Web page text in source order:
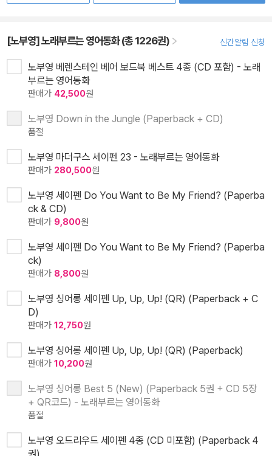
[노부영] 노래부르는 영어동화 (총 1226권) 신간알림 신청
노부영 베렌스테인 베어 보드북 베스트 4종 (CD 포함) - 노래
부르는 영어동화
판매가 42,500원
노부영 Down in the Jungle (Paperback + CD)
품절
노부영 마더구스 세이펜 23 - 노래부르는 영어동화
판매가 280,500원
노부영 세이펜 Do You Want to Be My Friend? (Paperba
ck & CD)
판매가 9,800원
노부영 세이펜 Do You Want to Be My Friend? (Paperba
ck)
판매가 8,800원
노부영 싱어롱 세이펜 Up, Up, Up! (QR) (Paperback + C
D)
판매가 12,750원
노부영 싱어롱 세이펜 Up, Up, Up! (QR) (Paperback)
판매가 10,200원
노부영 싱어롱 Best 5 (New) (Paperback 5권 + CD 5장
+ QR코드) - 노래부르는 영어동화
품절
노부영 오드리우드 세이펜 4종 (CD 미포함) (Paperback 4